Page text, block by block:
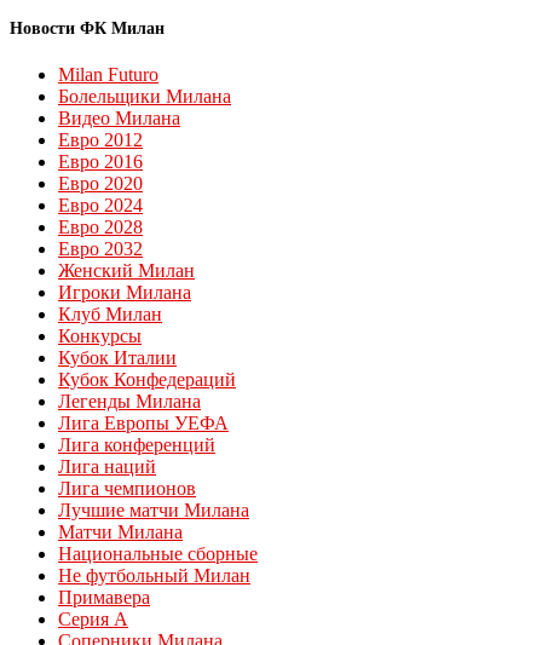
Новости ФК Милан
Milan Futuro
Болельщики Милана
Видео Милана
Евро 2012
Евро 2016
Евро 2020
Евро 2024
Евро 2028
Евро 2032
Женский Милан
Игроки Милана
Клуб Милан
Конкурсы
Кубок Италии
Кубок Конфедераций
Легенды Милана
Лига Европы УЕФА
Лига конференций
Лига наций
Лига чемпионов
Лучшие матчи Милана
Матчи Милана
Национальные сборные
Не футбольный Милан
Примавера
Серия А
Соперники Милана